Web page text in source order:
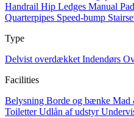
Handrail Hip Ledges Manual Pad
Quarterpipes Speed-bump
Type
Delvist overdækket Indendørs
Facilities
Belysning Borde og bænke Mad
ToiletterUdlån af udstyr